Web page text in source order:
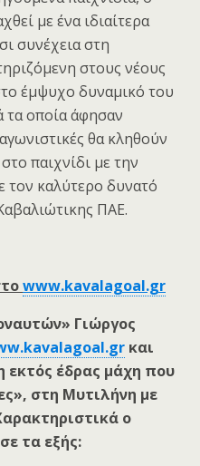
με ένα ιδιαίτερα
συνέχεια στη
στους νέους
έμψυχο δυναμικό του
τα οποία άφησαν
θα κληθούν
παιχνίδι με την
τον καλύτερο δυνατό
ΠΑΕ.
www.kavalagoal.gr
Γιώργος
και
εκτός έδρας μάχη που
στη Μυτιλήνη με
ο
τα εξής: